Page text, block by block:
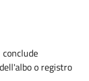
o registro